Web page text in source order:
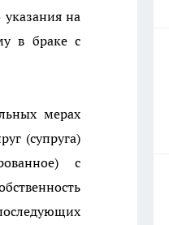
на
в браке с
мерах
(супруга)
с